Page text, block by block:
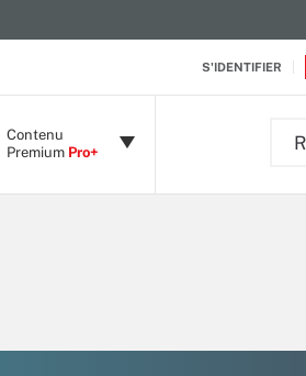
S'IDENTIFIER
Contenu
Premium Pro+